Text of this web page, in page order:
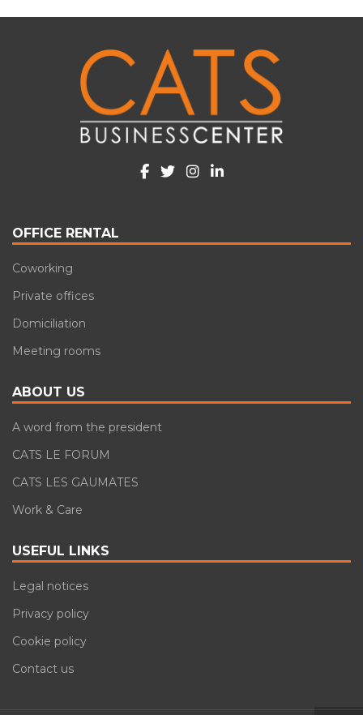
OFFICE RENTAL
Coworking
Private offices
Domiciliation
Meeting rooms
ABOUT US
A word from the president
CATS LE FORUM
CATS LES GAUMATES
Work & Care
USEFUL LINKS
Legal notices
Privacy policy
Cookie policy
Contact us